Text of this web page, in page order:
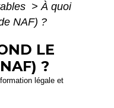
> À quoi
NAF) ?
LE
?
légale et